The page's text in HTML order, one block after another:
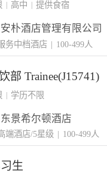
高中 提供食宿
朴酒店管理有限公司
务中档酒店 | 100-499人
部 Trainee(J15741)
| 学历不限
景希尔顿酒店
端酒店/5星级 | 100-499人
生